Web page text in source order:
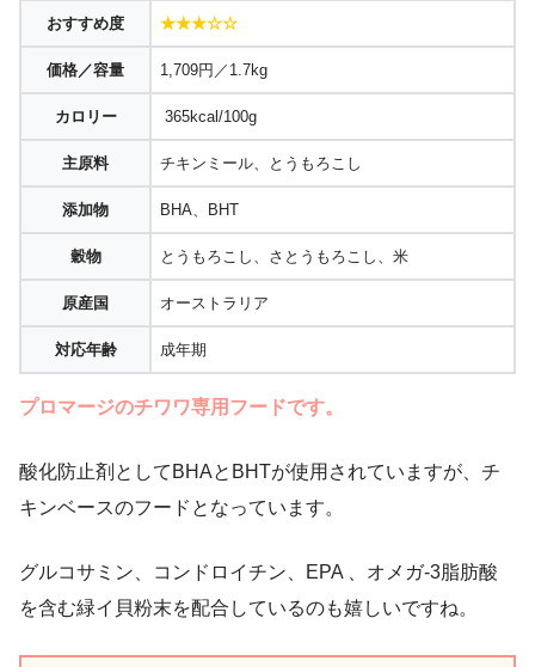
おすすめ度 ★★★☆☆
価格／容量 1,709円／1.7kg
カロリー 365kcal/100g
主原料 チキンミール、とうもろこし
添加物 BHA、BHT
穀物 とうもろこし、さとうもろこし、米
原産国 オーストラリア
対応年齢 成年期
プロマージのチワワ専用フードです。
酸化防止剤としてBHAとBHTが使用されていますが、チ
キンベースのフードとなっています。
グルコサミン、コンドロイチン、EPA 、オメガ-3脂肪酸
を含む緑イ貝粉末を配合しているのも嬉しいですね。